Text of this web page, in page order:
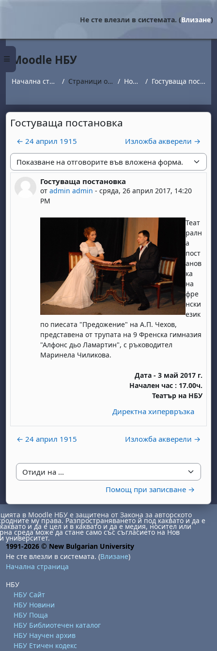
Страничен панел
Не сте влезли в системата. (Влизане)
Moodle НБУ
Начална страница Страници от сайта Новини Гостуваща постановка
Гостуваща постановка
← 24 април 1915 Изложба акверели →
Начин на показване
Гостуваща постановка
от admin admin - сряда, 26 април 2017, 14:20
PM
Number of replies: 0
Теат
ралн
а
пост
анов
ка
на
фре
нски
език
по пиесата "Предожениe" на А.П. Чехов,
представена от трупата на 9 Френска гимназия
"Алфонс дьо Ламартин", с ръководител
Маринела Чиликова.
Дата - 3 май 2017 г.
Начален час : 17.00ч.
Театър на НБУ
Директна хипервръзка
← 24 април 1915 Изложба акверели →
Отиди на ...
Помощ при записване →
1 август
неделя, 2 август
6 август
август8 август
неделя, 9 август
август
август
15 август
неделя, 16 август
август
август
22 август
неделя, 23 август
август
август
29 август
неделя, 30 август
в Moodle НБУ е защитена от Закона за авторското
му права. Разпространяването й под каквато и да е
и да е цел и в каквато и да е медия, носител или
среда може да стане само със съгласието на Нов
университет.
1991-2026 © New Bulgarian University
Не сте влезли в системата. (Влизане)
Начална страница
НБУ
НБУ Сайт
НБУ Новини
НБУ Поща
НБУ Библиотечен каталог
НБУ Научен архив
НБУ Етичен кодекс